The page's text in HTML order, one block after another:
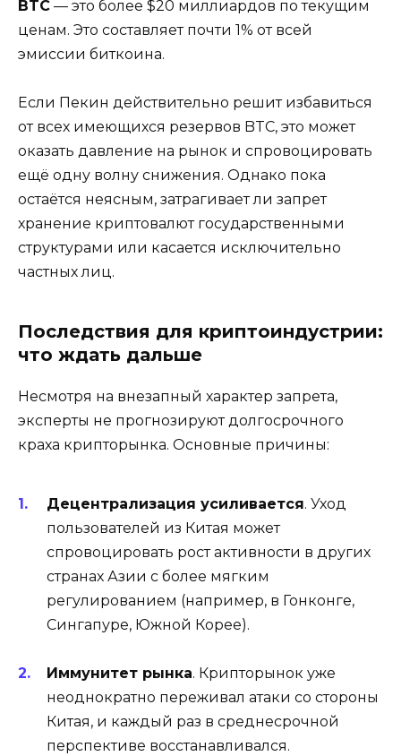
BTC — это более $20 миллиардов по текущим
ценам. Это составляет почти 1% от всей
эмиссии биткоина.
Если Пекин действительно решит избавиться
от всех имеющихся резервов BTC, это может
оказать давление на рынок и спровоцировать
ещё одну волну снижения. Однако пока
остаётся неясным, затрагивает ли запрет
хранение криптовалют государственными
структурами или касается исключительно
частных лиц.
Последствия для криптоиндустрии:
что ждать дальше
Несмотря на внезапный характер запрета,
эксперты не прогнозируют долгосрочного
краха крипторынка. Основные причины:
Децентрализация усиливается. Уход
пользователей из Китая может
спровоцировать рост активности в других
странах Азии с более мягким
регулированием (например, в Гонконге,
Сингапуре, Южной Корее).
Иммунитет рынка. Крипторынок уже
неоднократно переживал атаки со стороны
Китая, и каждый раз в среднесрочной
перспективе восстанавливался.